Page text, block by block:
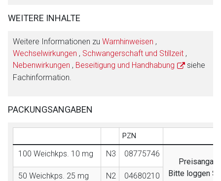
WEITERE INHALTE
Weitere Informationen zu Warnhinweisen ,
Wechselwirkungen , Schwangerschaft und Stillzeit ,
Nebenwirkungen , Beseitigung und Handhabung
siehe
Fachinformation.
PACKUNGSANGABEN
PZN
100 Weichkps. 10 mg N3
08775746
Bitte loggen
50 Weichkps. 25 mg N2 04680210